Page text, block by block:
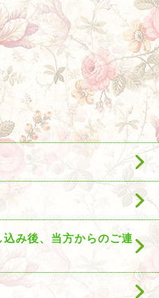
み後、当方からのご連